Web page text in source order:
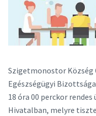
Szigetmonostor Község
Egészségügyi
18 óra 00 perckor
Hivatalban, melyre